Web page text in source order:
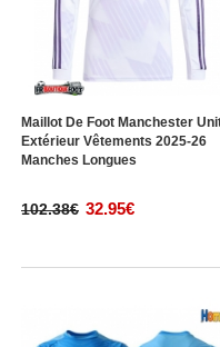
Maillot De Foot Manchester
Extérieur Vêtements 2025-26
Manches Longues
102.38€ 32.95€